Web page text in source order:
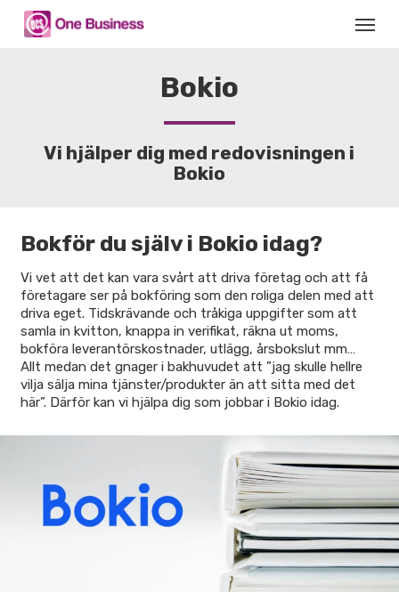
Menu
Bokio
Vi hjälper dig med redovisningen i
Bokio
Bokför du själv i Bokio idag?
Vi vet att det kan vara svårt att driva företag och att få
företagare ser på bokföring som den roliga delen med att
driva eget. Tidskrävande och tråkiga uppgifter som att
samla in kvitton, knappa in verifikat, räkna ut moms,
bokföra leverantörskostnader, utlägg, årsbokslut mm…
Allt medan det gnager i bakhuvudet att ”jag skulle hellre
vilja sälja mina tjänster/produkter än att sitta med det
här”. Därför kan vi hjälpa dig som jobbar i Bokio idag.